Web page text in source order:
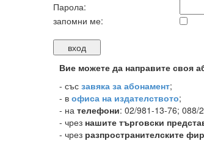
Парола:
запомни ме:
Вие можете да направите своя
- със завяка за абонамент;
- в офиса на издателството;
- на телефони: 02/981-13-76; 088/
- чрез нашите търговски
- чрез разпространителските